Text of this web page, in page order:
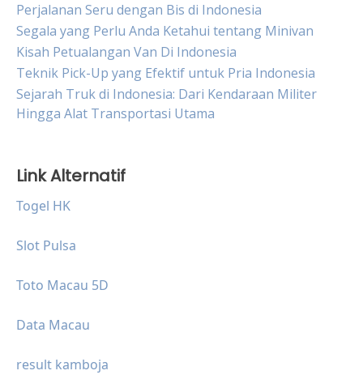
Perjalanan Seru dengan Bis di Indonesia
Segala yang Perlu Anda Ketahui tentang Minivan
Kisah Petualangan Van Di Indonesia
Teknik Pick-Up yang Efektif untuk Pria Indonesia
Sejarah Truk di Indonesia: Dari Kendaraan Militer
Hingga Alat Transportasi Utama
Link Alternatif
Togel HK
Slot Pulsa
Toto Macau 5D
Data Macau
result kamboja